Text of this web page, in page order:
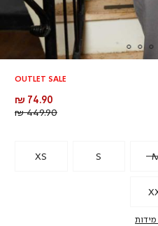
OUTLET SALE
מחיר
מוצר
74.90 ₪
449.90 ₪
XS S